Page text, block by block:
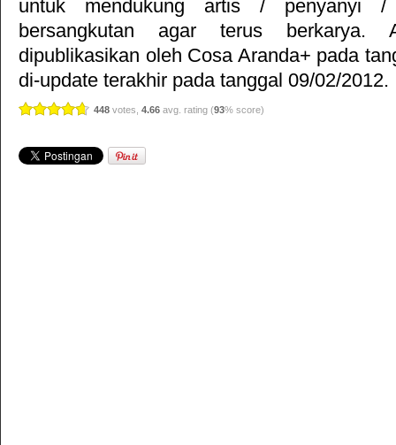
untuk mendukung artis / penyanyi
bersangkutan agar terus berkarya.
dipublikasikan oleh Cosa Aranda+ pada
di-update terakhir pada tanggal 09/02/2012.
448 votes, 4.66 avg. rating (93% score)